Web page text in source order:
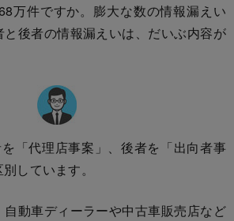
万件ですか。膨大な数の情報漏えい
後者の情報漏えいは、だいぶ内容が
「代理店事案」、後者を「出向者事
しています。
動車ディーラーや中古車販売店など